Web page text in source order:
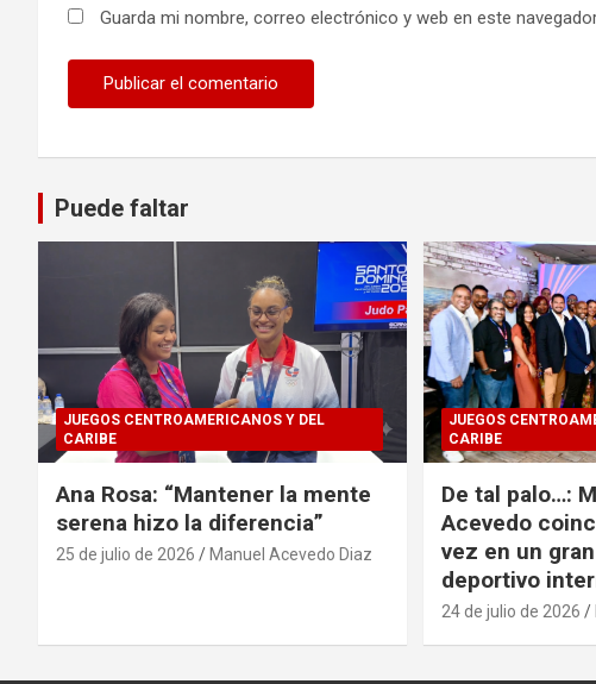
Guarda mi nombre, correo electrónico y web en este
Puede faltar
JUEGOS CENTROAMERICANOS Y DEL
CARIBE
Ana Rosa: “Mantener la mente
serena hizo la diferencia”
25 de julio de 2026 Manuel Acevedo Diaz
JUEGOS
CARIBE
De tal palo…:
Acevedo
vez en un
deportivo
24 de julio de 2026